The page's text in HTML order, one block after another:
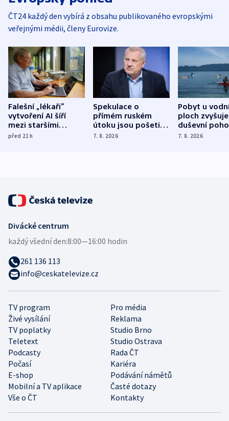
ČT24 každý den vybírá z obsahu publikovaného evropskými
veřejnými médii, členy Eurovize.
Falešní „lékaři“
vytvoření AI šíří
mezi staršími
Poláky nebezpečné
před 21h
Spekulace o
přímém ruském
útoku jsou pošetilé,
míní estonský
7. 8. 2026
Pobyt u
ploch zvyšuje
duševní
ukázala
7. 8. 2026
TV program
Pro média
Živé vysílání
Reklama
TV poplatky
Studio Brno
Teletext
Studio Ostrava
Podcasty
Rada ČT
Počasí
Kariéra
E-shop
Podávání námětů
Mobilní a TV aplikace
Časté dotazy
Vše o ČT
Kontakty
Divácké centrum
každý všední den:8:00—16:00 hodin
261 136 113
info@ceskatelevize.cz